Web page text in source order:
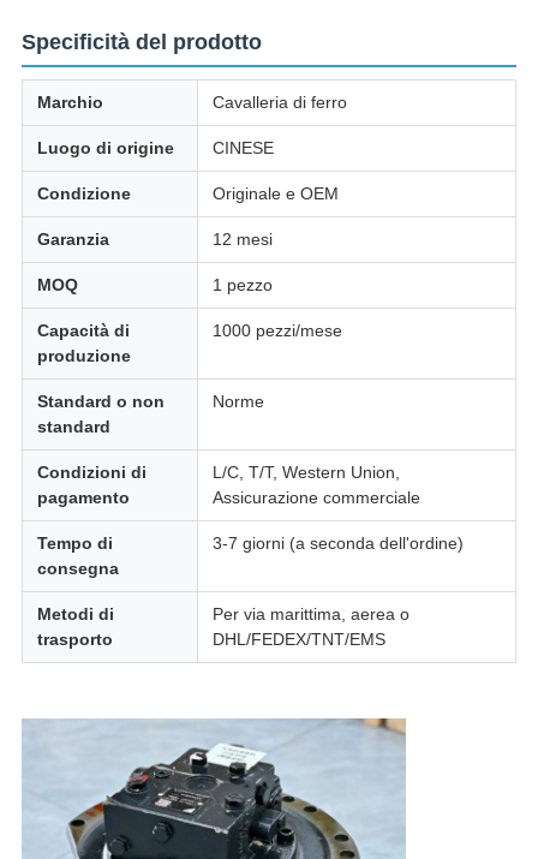
Specificità del prodotto
Marchio Cavalleria di ferro
Luogo di origine CINESE
Condizione Originale e OEM
Garanzia 12 mesi
MOQ 1 pezzo
Capacità di
produzione
1000 pezzi/mese
Standard o non
standard
Norme
Condizioni di
pagamento
L/C, T/T, Western Union,
Assicurazione commerciale
Tempo di
consegna
3-7 giorni (a seconda dell'ordine)
Metodi di
trasporto
Per via marittima, aerea o
DHL/FEDEX/TNT/EMS